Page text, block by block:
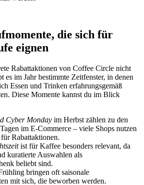
die sich für
eignen
Rabattaktionen von Coffee Circle nicht
es im Jahr bestimmte Zeitfenster, in denen
Essen und Trinken erfahrungsgemäß
Diese Momente kannst du im Blick
Cyber Monday im Herbst zählen zu den
im E-Commerce – viele Shops nutzen
Rabattaktionen.
ist für Kaffee besonders relevant, da
kuratierte Auswahlen als
beliebt sind.
bringen oft saisonale
mit sich, die beworben werden.